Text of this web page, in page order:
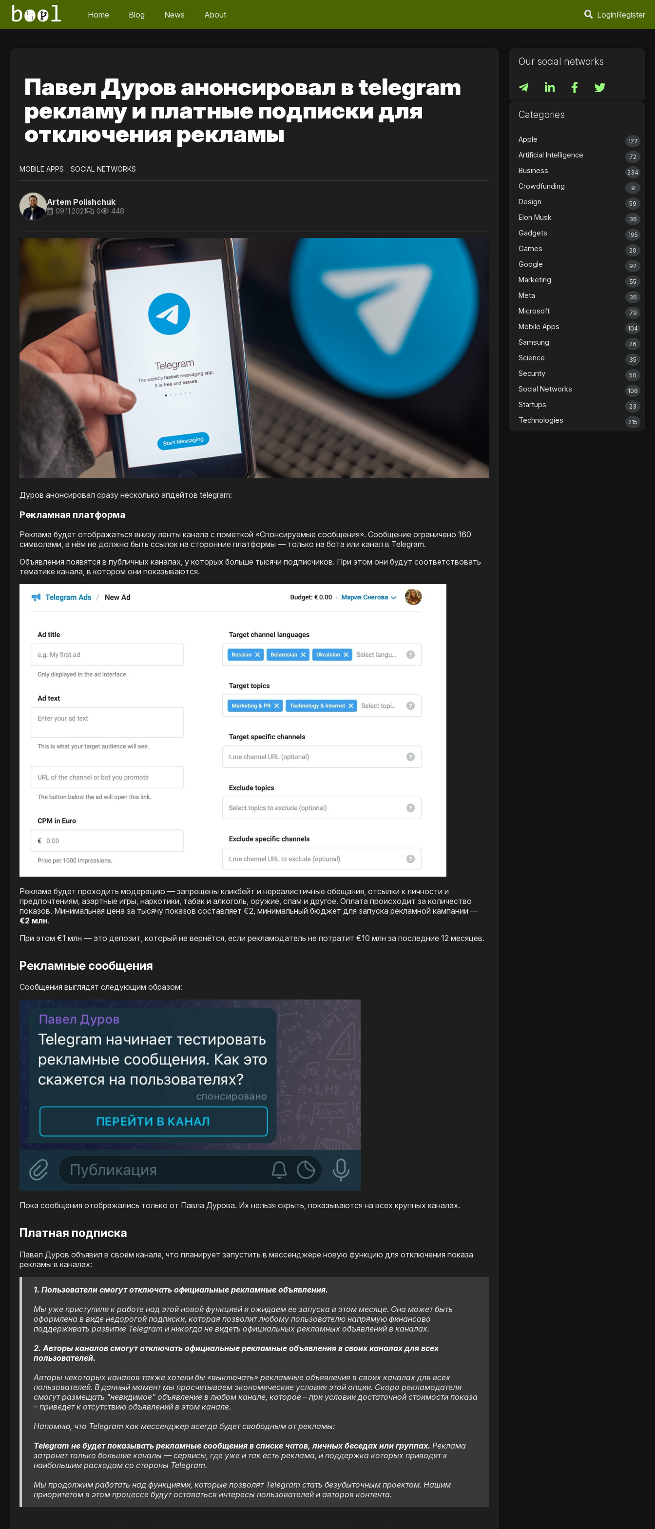
Home Blog News About LoginRegister
Павел Дуров анонсировал в telegram
рекламу и платные подписки для
отключения рекламы
MOBILE APPS SOCIAL NETWORKS
Artem Polishchuk
09.11.2021 0 448
Дуров анонсировал сразу несколько апдейтов telegram:
Рекламная платформа
Реклама будет отображаться внизу ленты канала с пометкой «Спонсируемые сообщения». Сообщение ограничено 160
символами, в нём не должно быть ссылок на сторонние платформы — только на бота или канал в Telegram.
Объявления появятся в публичных каналах, у которых больше тысячи подписчиков. При этом они будут соответствовать
тематике канала, в котором они показываются.
Реклама будет проходить модерацию — запрещены кликбейт и нереалистичные обещания, отсылки к личности и
предпочтениям, азартные игры, наркотики, табак и алкоголь, оружие, спам и другое. Оплата происходит за количество
показов. Минимальная цена за тысячу показов составляет €2, минимальный бюджет для запуска рекламной кампании —
€2 млн.
При этом €1 млн — это депозит, который не вернётся, если рекламодатель не потратит €10 млн за последние 12 месяцев.
Рекламные сообщения
Сообщения выглядят следующим образом:
Пока сообщения отображались только от Павла Дурова. Их нельзя скрыть, показываются на всех крупных каналах.
Платная подписка
Павел Дуров объявил в своём канале, что планирует запустить в мессенджере новую функцию для отключения показа
рекламы в каналах:
1. Пользователи смогут отключать официальные рекламные объявления.
Мы уже приступили к работе над этой новой функцией и ожидаем ее запуска в этом месяце. Она может быть
оформлена в виде недорогой подписки, которая позволит любому пользователю напрямую финансово
поддерживать развитие Telegram и никогда не видеть официальных рекламных объявлений в каналах.
2. Авторы каналов смогут отключать официальные рекламные объявления в своих каналах для всех
пользователей.
Авторы некоторых каналов также хотели бы «выключать» рекламные объявления в своих каналах для всех
пользователей. В данный момент мы просчитываем экономические условия этой опции. Скоро рекламодатели
смогут размещать "невидимое" объявление в любом канале, которое – при условии достаточной стоимости показа
– приведет к отсутствию объявлений в этом канале.
Напомню, что Telegram как мессенджер всегда будет свободным от рекламы:
Telegram не будет показывать рекламные сообщения в списке чатов, личных беседах или группах. Реклама
затронет только большие каналы — сервисы, где уже и так есть реклама, и поддержка которых приводит к
наибольшим расходам со стороны Telegram.
Мы продолжим работать над функциями, которые позволят Telegram стать безубыточным проектом. Нашим
приоритетом в этом процессе будут оставаться интересы пользователей и авторов контента.
Our social networks
Categories
Apple 127
Artificial Intelligence 72
Business 234
Crowdfunding 9
Design 59
Elon Musk 36
Gadgets 195
Games 20
Google 92
Marketing 55
Meta 36
Microsoft 79
Mobile Apps 104
Samsung 26
Science 35
Security 50
Social Networks 108
Startups 23
Technologies 215